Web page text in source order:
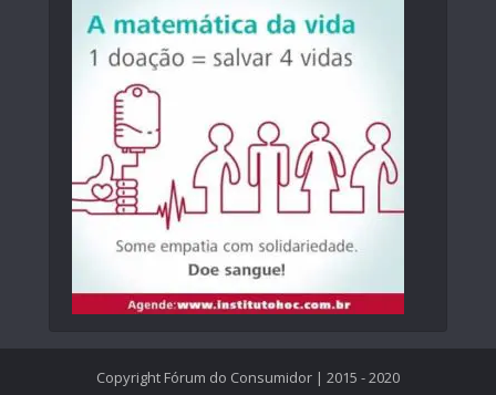
Copyright Fórum do Consumidor | 2015 - 2020